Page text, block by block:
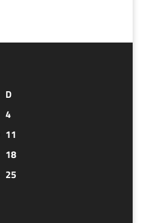
D
4
11
18
25